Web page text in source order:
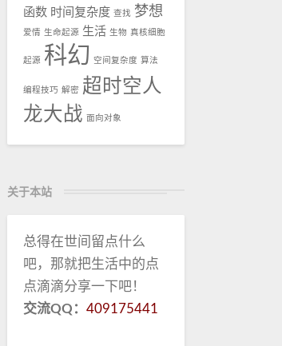
函数 时间复杂度 查找 梦想
爱情 生命起源 生活 生物 真核细胞
起源 科幻 空间复杂度 算法
编程技巧 解密 超时空人
龙大战 面向对象
关于本站
总得在世间留点什么
吧，那就把生活中的点
点滴滴分享一下吧！
交流QQ： 409175441